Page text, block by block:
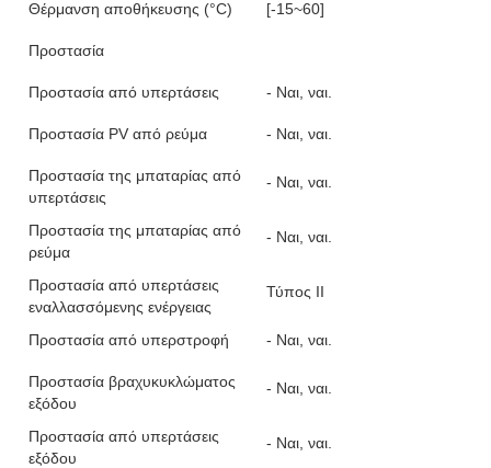
Θέρμανση αποθήκευσης (°C) [-15~60]
Προστασία
Προστασία από υπερτάσεις - Ναι, ναι.
Προστασία PV από ρεύμα - Ναι, ναι.
Προστασία της μπαταρίας από
υπερτάσεις
- Ναι, ναι.
Προστασία της μπαταρίας από
ρεύμα
- Ναι, ναι.
Προστασία από υπερτάσεις
εναλλασσόμενης ενέργειας
Τύπος ΙΙ
Προστασία από υπερστροφή - Ναι, ναι.
Προστασία βραχυκυκλώματος
εξόδου
- Ναι, ναι.
Προστασία από υπερτάσεις
εξόδου
- Ναι, ναι.